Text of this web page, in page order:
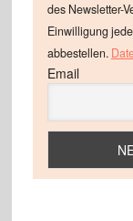
des Newsletter-
Einwilligung
abbestellen.
Email